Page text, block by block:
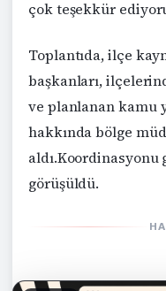
çok teşekkür
Toplantıda, ilçe
başkanları,
ve planlanan kamu
hakkında bölge
görüşüldü.